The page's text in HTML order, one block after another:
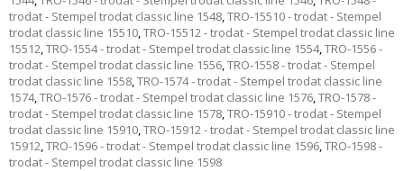
trodat - Stempel trodat classic line 1548,TRO-15510 - trodat - Stempel
trodat classic line 15510,TRO-15512 - trodat - Stempel trodat classic line
15512,TRO-1554 - trodat - Stempel trodat classic line 1554,TRO-1556 -
trodat - Stempel trodat classic line 1556,TRO-1558 - trodat - Stempel
trodat classic line 1558,TRO-1574 - trodat - Stempel trodat classic line
1574,TRO-1576 - trodat - Stempel trodat classic line 1576,TRO-1578 -
trodat - Stempel trodat classic line 1578,TRO-15910 - trodat - Stempel
trodat classic line 15910,TRO-15912 - trodat - Stempel trodat classic line
15912,TRO-1596 - trodat - Stempel trodat classic line 1596,TRO-1598 -
trodat - Stempel trodat classic line 1598